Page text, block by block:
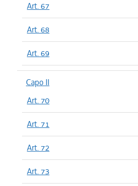
Art. 67
Art. 68
Art. 69
Capo II
Art. 70
Art. 71
Art. 72
Art. 73